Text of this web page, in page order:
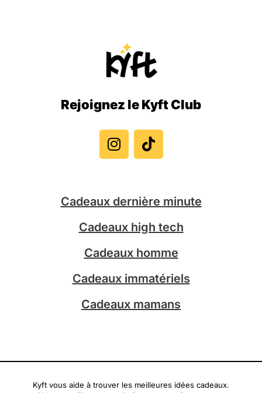
Rejoignez le Kyft Club
n
s
t
r
a
m
i
k
t
Cadeaux dernière minute
Cadeaux high tech
Cadeaux homme
Cadeaux immatériels
Cadeaux mamans
Kyft vous aide à trouver les meilleures idées cadeaux.